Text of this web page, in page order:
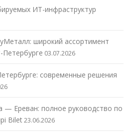
ИТ-инфраструктур
широкий ассортимент
03.07.2026
современные решения
— Ереван: полное руководство по
Bilet23.06.2026